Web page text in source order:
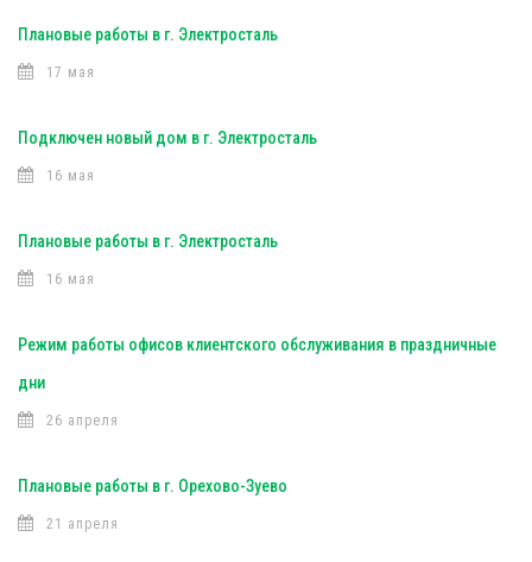
Плановые работы в г. Электросталь
17 мая
Подключен новый дом в г. Электросталь
16 мая
Плановые работы в г. Электросталь
16 мая
Режим работы офисов клиентского обслуживания в праздничные
дни
26 апреля
Плановые работы в г. Орехово-Зуево
21 апреля